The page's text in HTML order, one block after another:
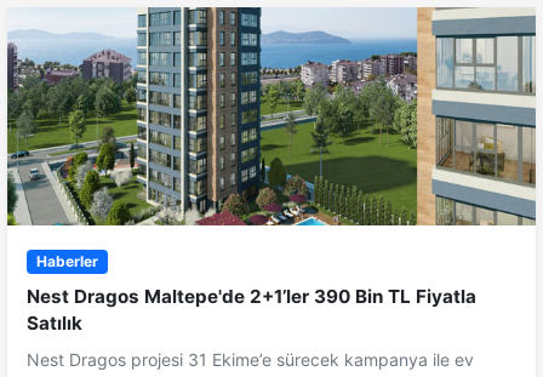
Haberler
Nest Dragos Maltepe'de 2+1’ler 390 Bin TL Fiyatla
Satılık
Nest Dragos projesi 31 Ekime’e sürecek kampanya ile ev